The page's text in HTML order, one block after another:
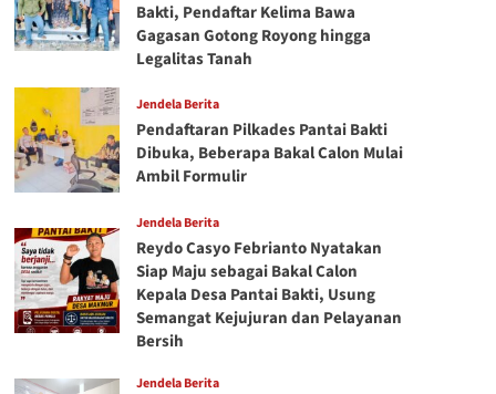
Bakti, Pendaftar Kelima Bawa
Gagasan Gotong Royong hingga
Legalitas Tanah
Jendela Berita
Pendaftaran Pilkades Pantai Bakti
Dibuka, Beberapa Bakal Calon Mulai
Ambil Formulir
Jendela Berita
Reydo Casyo Febrianto Nyatakan
Siap Maju sebagai Bakal Calon
Kepala Desa Pantai Bakti, Usung
Semangat Kejujuran dan Pelayanan
Bersih
Jendela Berita